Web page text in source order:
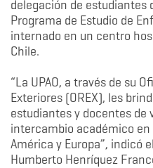
delegación de estudiantes
Programa de Estudio de
internado en un centro
Chile.
“La UPAO, a través de su
Exteriores (OREX), les
estudiantes y docentes de
intercambio académico
América y Europa”, indicó
Humberto Henríquez